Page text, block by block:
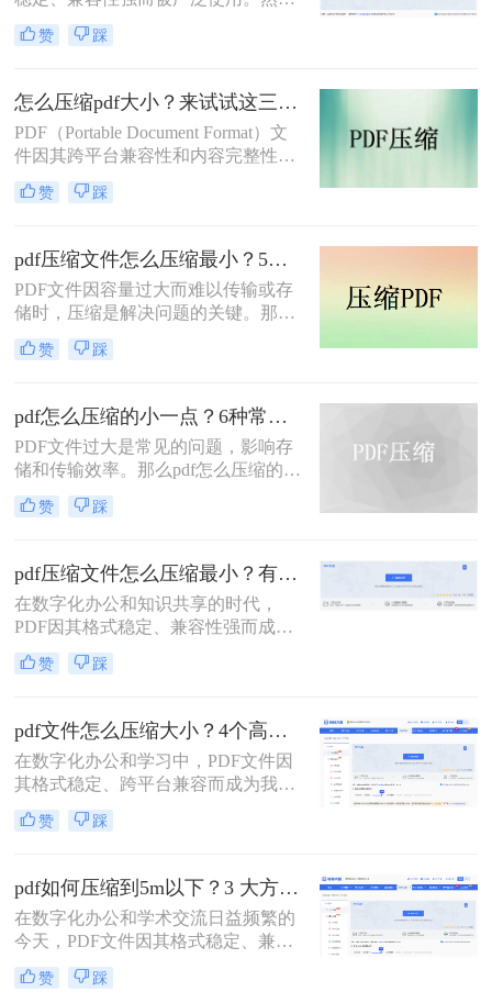
项必备技能。
而，PDF文件体积过大常会导致存储
空间不足、传输速度慢等问题。那么
4种常用的PDF压缩方法，帮助您快速
减小文件大小。
赞 踩
怎么压缩pdf大小？来试试这三种压缩方式！
PDF（Portable Document Format）文
件因其跨平台兼容性和内容完整性而
广泛应用于各种场合。然而，随着
PDF文件中包含的图片、图表、字体
大，给存储和传输带来了不便。那么
怎么压缩pdf大小呢？为了解决这个问
题，本文将介绍三种压缩PDF大小的
方法。
赞 踩
pdf压缩文件怎么压缩最小？5个常用方法全解析！
PDF文件因容量过大而难以传输或存
储时，压缩是解决问题的关键。那么
pdf压缩文件怎么压缩最小呢？本文将
介绍几种高效压缩PDF的方法，帮助
赞 踩
pdf怎么压缩的小一点？6种常用方案详解！
PDF文件过大是常见的问题，影响存
储和传输效率。那么pdf怎么压缩的小
一点呢？本文将详解6种主流压缩方
案，助你快速解决文件体积过大的困
赞 踩
pdf压缩文件怎么压缩最小？有效压缩方法终极指南！
在数字化办公和知识共享的时代，
PDF因其格式稳定、兼容性强而成为
文档传输的首选。然而，庞大的PDF
文件时常为我们带来困扰：邮箱附件
下载耗时、设备存储空间告急。pdf压
缩文件怎么压缩最小，成为许多人迫
切需要的技能。
赞 踩
pdf文件怎么压缩大小？4个高效传输与存储方法详解！
在数字化办公和学习中，PDF文件因
其格式稳定、跨平台兼容而成为我们
日常交流的首选格式。然而，过大的
PDF文件——无论是包含大量高分辨
书，还是设计精美的产品手册——都
会给邮件发送、云端存储和即时传输
带来诸多不便。幸运的是，通过一系
列高效的方法，我们可以显著减小
PDF文件的体积，而无需牺牲过多的
可读性。那么pdf文件怎么压缩大小
赞 踩
pdf如何压缩到5m以下？3 大方法手把手教，轻松过平台限制！
在数字化办公和学术交流日益频繁的
今天，PDF文件因其格式稳定、兼容
性强而成为我们传递信息的主要载
体。然而，一个棘手的问题常常困扰
赞 踩